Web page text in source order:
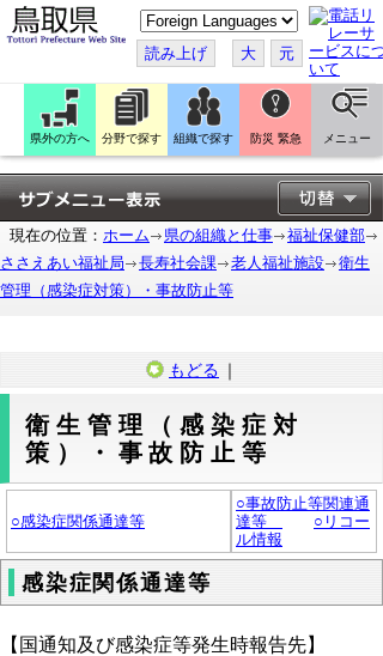
こ
の
ペ
ー
ジ
翻
訳
す
る
読み上げ 大 元
県外の方へ 分野で探す 組織で探す 防災 緊急 メニュー
現在の位置： ホーム 県の組織と仕事
福祉保健部
ささえあい福祉局
長寿社会課 老人福祉施設
衛生
管理（感染症対策）・事故防止等
もどる ｜
衛生管理（感染症対
策）・事故防止等
○感染症関係通達等
○事故防止等関連通
達等
○リコー
ル情報
感染症関係通達等
【国通知及び感染症等発生時報告先】